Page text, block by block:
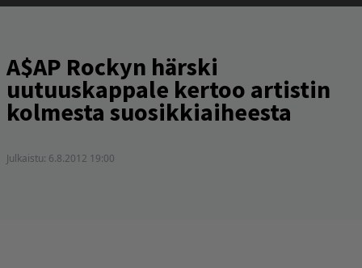
A$AP Rockyn härski
uutuuskappale kertoo artistin
kolmesta suosikkiaiheesta
Julkaistu: 6.8.2012 19:00